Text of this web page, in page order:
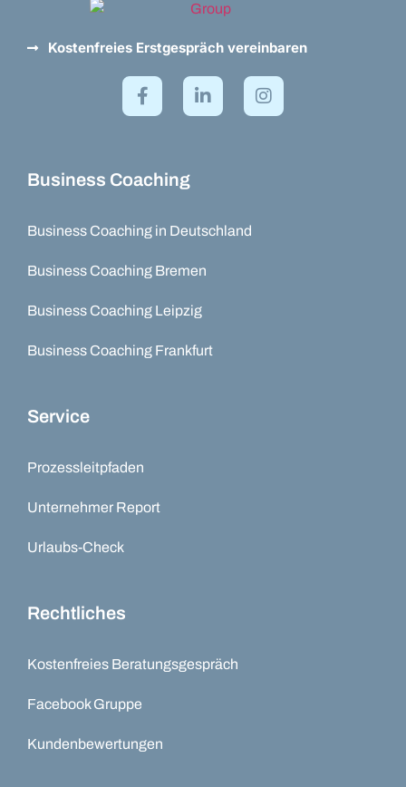
Kostenfreies Erstgespräch vereinbaren
Business Coaching
Business Coaching in Deutschland
Business Coaching Bremen
Business Coaching Leipzig
Business Coaching Frankfurt
Service
Prozessleitpfaden
Unternehmer Report
Urlaubs-Check
Rechtliches
Kostenfreies Beratungsgespräch
Facebook Gruppe
Kundenbewertungen